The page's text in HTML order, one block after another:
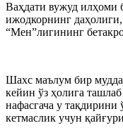
Ваҳдати вужуд илҳоми
ижодкорнинг
“Мен”лигининг
Шахс маълум бир
кейин ўз ҳолига
нафасгача у
кетмаслик учун